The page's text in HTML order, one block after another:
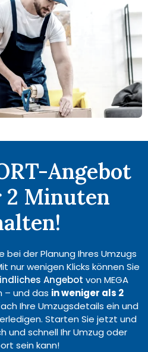
Angebot
Minuten
bei der Planung Ihres Umzugs
nur wenigen Klicks können Sie
Angebot von MEGA
– und das in weniger als 2
Ihre Umzugsdetails ein und
Starten Sie jetzt und
und schnell Ihr Umzug oder
sein kann!